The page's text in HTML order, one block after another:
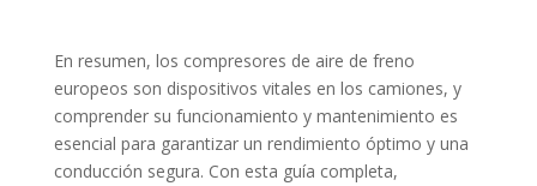
En resumen, los compresores de aire de freno
europeos son dispositivos vitales en los camiones, y
comprender su funcionamiento y mantenimiento es
esencial para garantizar un rendimiento óptimo y una
conducción segura. Con esta guía completa,